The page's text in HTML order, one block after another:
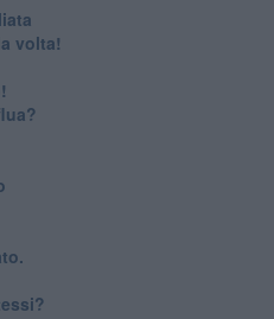
volta!